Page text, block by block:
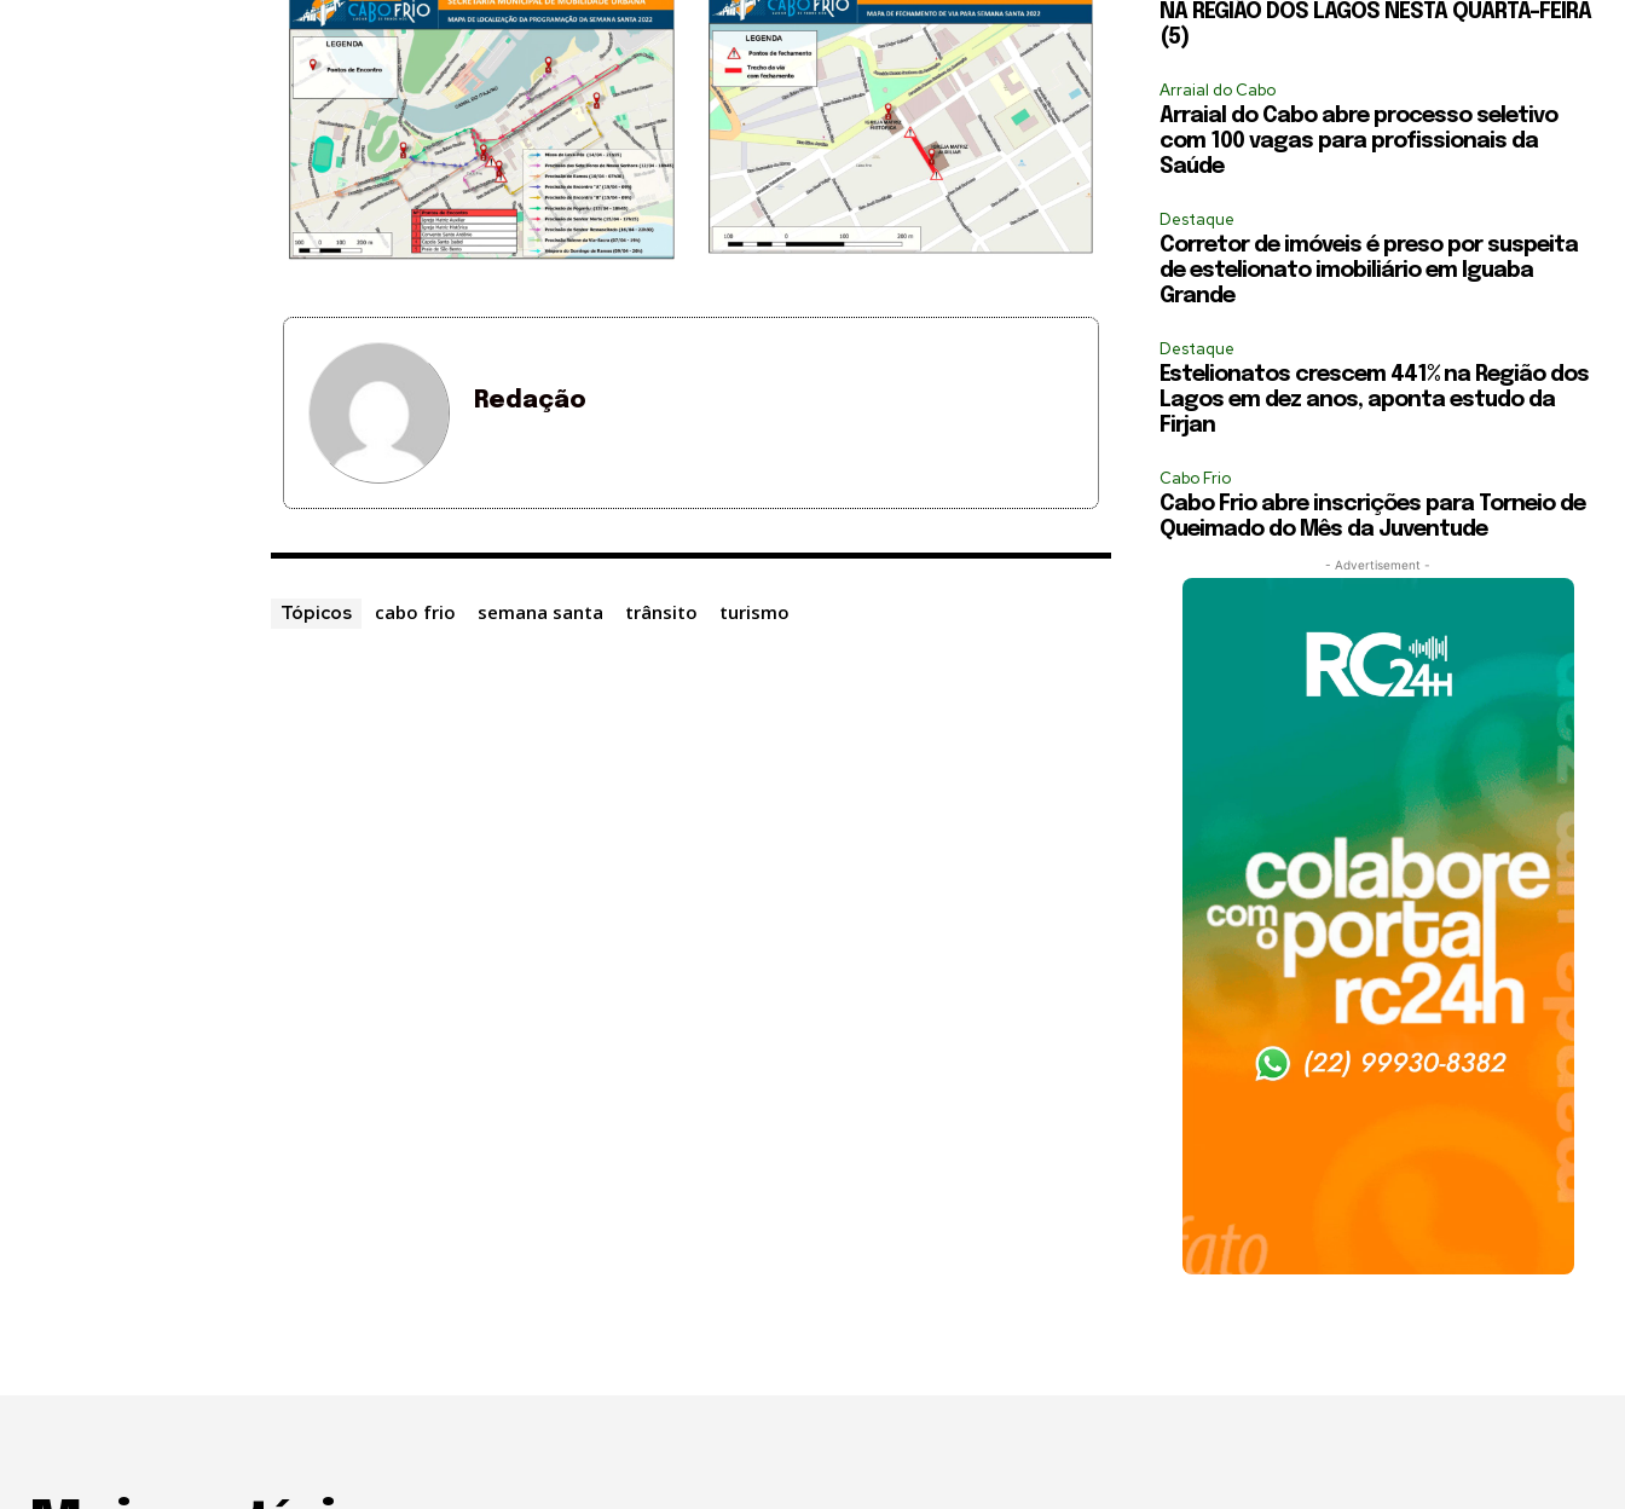
Redação
Tópicos cabo frio semana santa trânsito turismo
NA REGIÃO DOS LAGOS NESTA QUARTA-FEIRA
(5)
Arraial do Cabo
Arraial do Cabo abre processo seletivo
com 100 vagas para profissionais da
Saúde
Destaque
Corretor de imóveis é preso por suspeita
de estelionato imobiliário em Iguaba
Grande
Destaque
Estelionatos crescem 441% na Região dos
Lagos em dez anos, aponta estudo da
Firjan
Cabo Frio
Cabo Frio abre inscrições para Torneio de
Queimado do Mês da Juventude
- Advertisement -